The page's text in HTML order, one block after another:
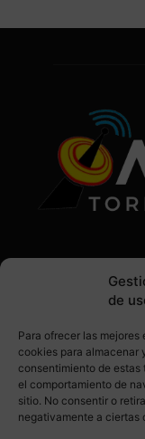
de
Para ofrecer las
cookies para almacenar
consentimiento de
el comportamiento de
sitio. No consentir o
negativamente a ciertas